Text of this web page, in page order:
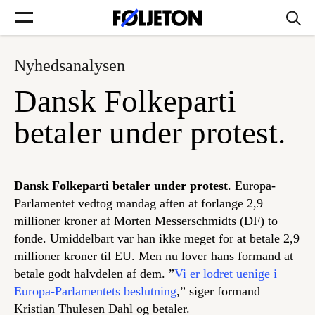
Forsider
Føljetoner
Søg
Min side
Log ind
Nyhedsanalysen
Dansk Folkeparti
betaler under protest.
Dansk Folkeparti betaler under protest. Europa-
Parlamentet vedtog mandag aften at forlange 2,9
millioner kroner af Morten Messerschmidts (DF) to
fonde. Umiddelbart var han ikke meget for at betale 2,9
millioner kroner til EU. Men nu lover hans formand at
betale godt halvdelen af dem. ”Vi er lodret uenige i
Europa-Parlamentets beslutning,” siger formand
Kristian Thulesen Dahl og betaler.